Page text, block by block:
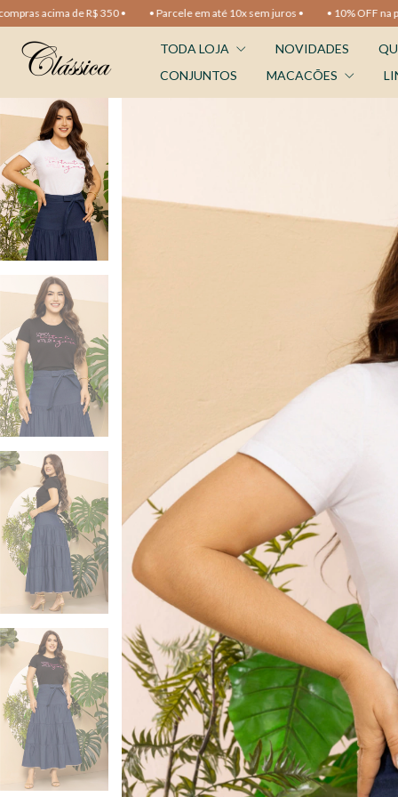
R$ 350 • • Parcele em até 10x sem juros • • 10% OFF na primeira compra
TODA LOJA NOVIDADES
CONJUNTOS
MACACÕES